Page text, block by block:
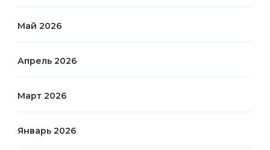
Май 2026
Апрель 2026
Март 2026
Январь 2026